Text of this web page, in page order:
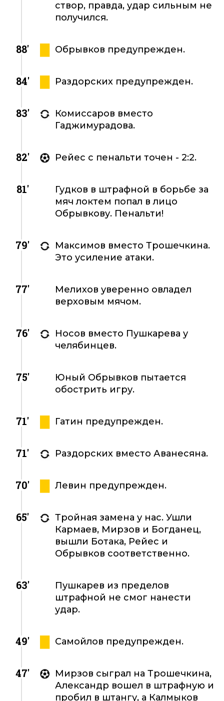
створ, правда, удар сильным не
получился.
88' Обрывков предупрежден.
84' Раздорских предупрежден.
83'
Комиссаров вместо
Гаджимурадова.
82' Рейес с пенальти точен - 2:2.
81'
Гудков в штрафной в борьбе за
мяч локтем попал в лицо
Обрывкову. Пенальти!
79'
Максимов вместо Трошечкина.
Это усиление атаки.
77'
Мелихов уверенно овладел
верховым мячом.
76'
Носов вместо Пушкарева у
челябинцев.
75'
Юный Обрывков пытается
обострить игру.
71' Гатин предупрежден.
71' Раздорских вместо Аванесяна.
70' Левин предупрежден.
65'
Тройная замена у нас. Ушли
Кармаев, Мирзов и Богданец,
вышли Ботака, Рейес и
Обрывков соответственно.
63'
Пушкарев из пределов
штрафной не смог нанести
удар.
49' Самойлов предупрежден.
47'
Мирзов сыграл на Трошечкина,
Александр вошел в штрафную и
пробил в штангу, а Калмыков